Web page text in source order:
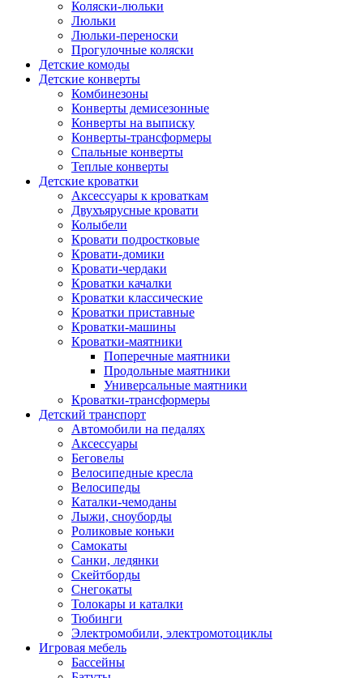
Коляски-люльки
Люльки
Люльки-переноски
Прогулочные коляски
Детские комоды
Детские конверты
Комбинезоны
Конверты демисезонные
Конверты на выписку
Конверты-трансформеры
Спальные конверты
Теплые конверты
Детские кроватки
Аксессуары к кроваткам
Двухъярусные кровати
Колыбели
Кровати подростковые
Кровати-домики
Кровати-чердаки
Кроватки качалки
Кроватки классические
Кроватки приставные
Кроватки-машины
Кроватки-маятники
Поперечные маятники
Продольные маятники
Универсальные маятники
Кроватки-трансформеры
Детский транспорт
Автомобили на педалях
Аксессуары
Беговелы
Велосипедные кресла
Велосипеды
Каталки-чемоданы
Лыжи, сноуборды
Роликовые коньки
Самокаты
Санки, ледянки
Скейтборды
Снегокаты
Толокары и каталки
Тюбинги
Электромобили, электромотоциклы
Игровая мебель
Бассейны